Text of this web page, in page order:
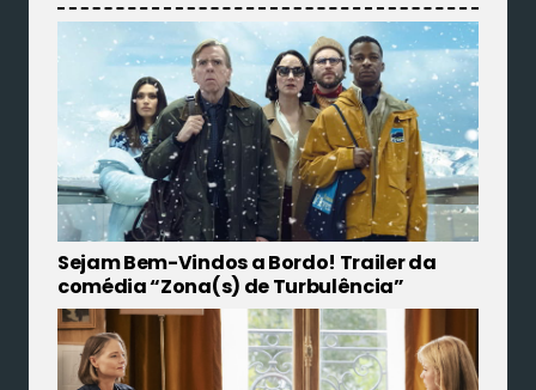
Sejam Bem-Vindos a Bordo! Trailer da
comédia “Zona(s) de Turbulência”